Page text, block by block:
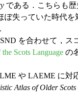
である．こちらも
ぼ失っていた時代
を合わせて，ス
Scots Language の
や LAEME に対
Atlas of Older Scots